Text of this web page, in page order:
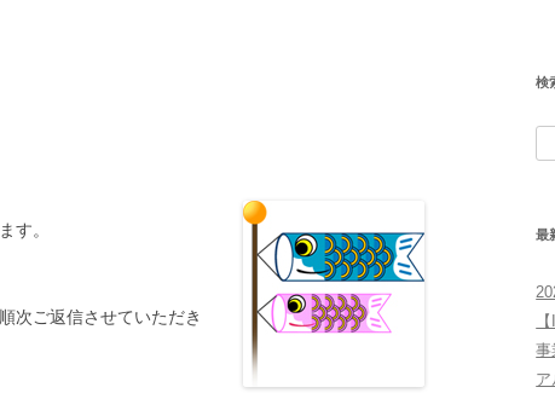
す。
次ご返信させていただき
検
最
事